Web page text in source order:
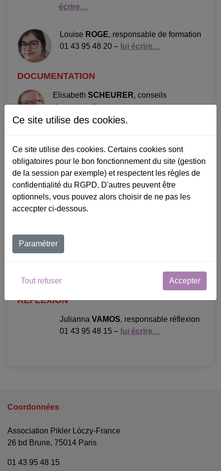
écrire…
Louise ROGE, responsable de formation
01 43 95 48 20 – lui écrire…
DOCUMENTATION
Elisabeth SCHEURER, conseils
documentation
01 43 95 48 23 –lui écrire…
ADMINISTRATION
ChristineMONTAZEL, comptable
01 43 95 48 24 –lui écrire…
RitaDE MORAES
REFLEXION
Julianna VAMOS, responsable réflexion
01 43 95 48 15 – lui écrire…
Coordonnées
Association Pikler Lóczy-France
26 bd Brune, 75014 Paris
01 43 95 48 15
Ce site utilise des cookies.
Ce site utilise des cookies. Certains cookies sont
obligatoires pour le bon fonctionnement du site (gestion
de la session par exemple) et respectent les règles de
confidentialité du RGPD. D'autres peuvent être
optionnels, vous pouvez alors choisir de ne pas les
accecpter ci-dessous.
Paramétrer
Tout refuser Accepter